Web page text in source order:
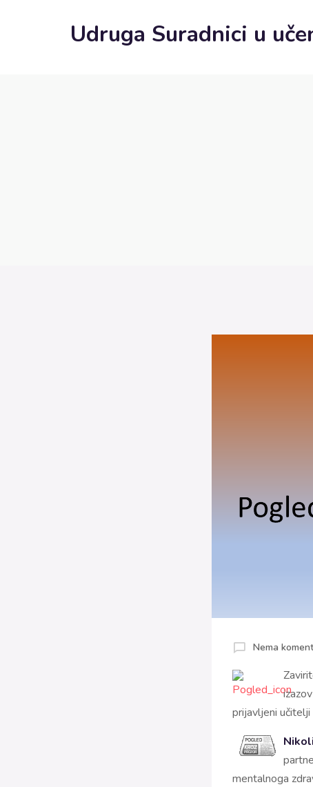
Udruga Suradnici u
Nema
prijavljeni učitelji
mentalnoga